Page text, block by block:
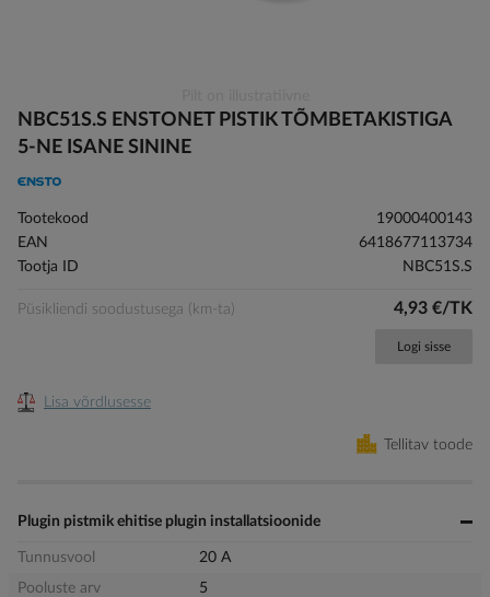
to
the
of
images
gallery
NBC51S.S ENSTONET PISTIK TÕMBETAKISTIGA
5-NE ISANE SININE
Tootekood
19000400143
EAN
6418677113734
Tootja ID
NBC51S.S
Püsikliendi soodustusega (km-ta) 4,93 €/TK
Logi sisse
Lisa võrdlusesse
Tellitav toode
Plugin pistmik ehitise plugin installatsioonide
Tunnusvool
20 A
Pooluste arv
5